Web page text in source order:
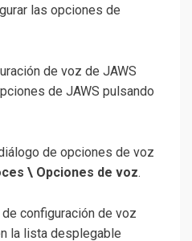
las opciones de
de voz de JAWS
de JAWS pulsando
de opciones de voz
\ Opciones de voz.
configuración de voz
la lista desplegable